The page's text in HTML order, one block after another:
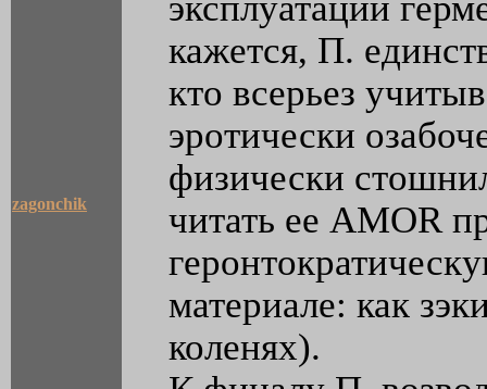
zagonchik
кажется, П.
кто всерьез
эротически
физически
читать ее AMOR
материале: как
коленях).